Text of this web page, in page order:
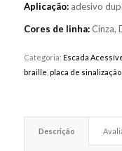
Aplicação:adesivo
Cores de linha:Cinza,
Categoria: Escada
braille placa de sinalização
Descrição